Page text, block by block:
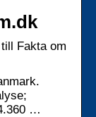
Fakta om
…